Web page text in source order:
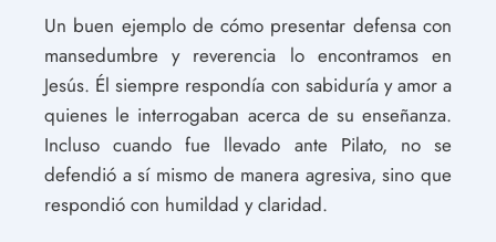
Un buen ejemplo de cómo presentar defensa con
mansedumbre y reverencia lo encontramos en
Jesús. Él siempre respondía con sabiduría y amor a
quienes le interrogaban acerca de su enseñanza.
Incluso cuando fue llevado ante Pilato, no se
defendió a sí mismo de manera agresiva, sino que
respondió con humildad y claridad.